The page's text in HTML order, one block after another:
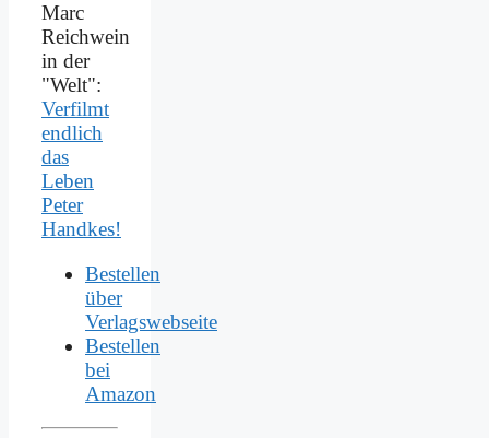
Marc
Reichwein
in der
"Welt":
Verfilmt
endlich
das
Leben
Peter
Handkes!
Bestellen
über
Verlagswebseite
Bestellen
bei
Amazon